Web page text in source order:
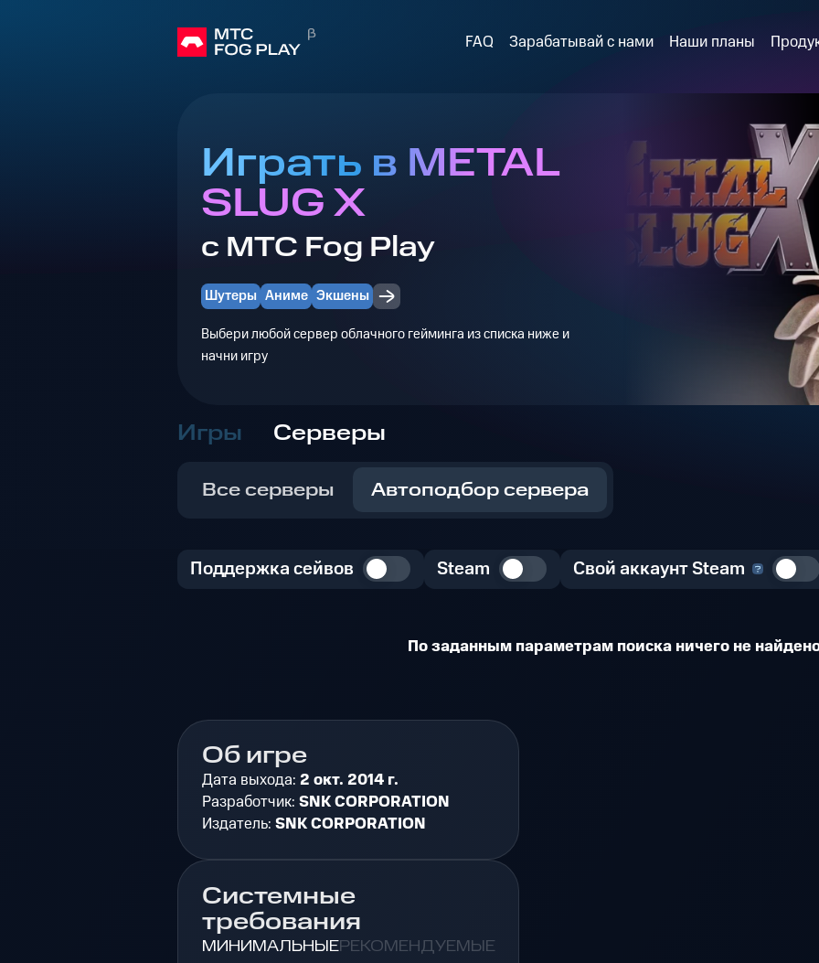
FAQ Зарабатывай с нами Наши планы
Играть в METAL
SLUG X
с МТС Fog Play
Шутеры Аниме Экшены
Выбери любой сервер облачного гейминга из списка ниже и
начни игру
Игры Серверы
Все серверы Автоподбор сервера
Поддержка сейвов Steam Свой аккаунт Steam
По заданным параметрам поиска ничего не
Об игре
Дата выхода: 2 окт. 2014 г.
Разработчик: SNK CORPORATION
Издатель: SNK CORPORATION
Системные
требования
МИНИМАЛЬНЫЕРЕКОМЕНДУЕМЫЕ